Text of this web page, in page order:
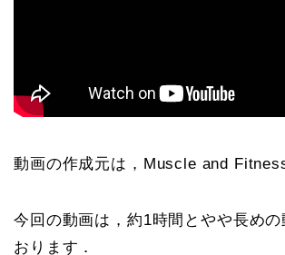
動画の作成元は，Muscle and
今回の動画は，約1時間とやや長めの
おります．